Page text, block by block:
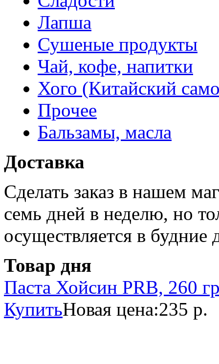
Лапша
Сушеные продукты
Чай, кофе, напитки
Хого (Китайский
Прочее
Бальзамы, масла
Доставка
Сделать заказ в нашем
семь дней в неделю, но
осуществляется в будние
Товар дня
Паста Хойсин PRB, 260
КупитьНовая цена:235 р.